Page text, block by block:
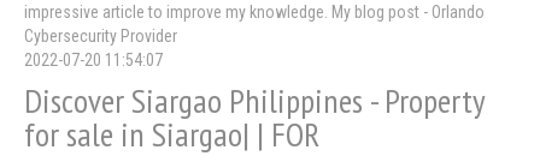
impressive article to improve my knowledge. My blog post - Orlando
Cybersecurity Provider
2022-07-20 11:54:07
Discover Siargao Philippines - Property
for sale in Siargao| | FOR